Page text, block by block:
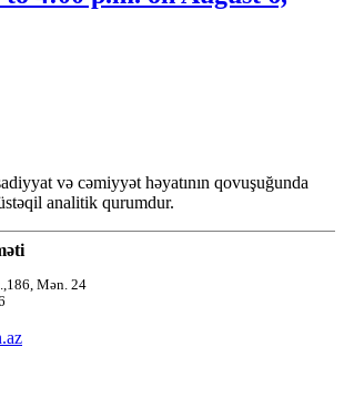
və cəmiyyət həyatının qovuşuğunda
analitik qurumdur.
Mən. 24